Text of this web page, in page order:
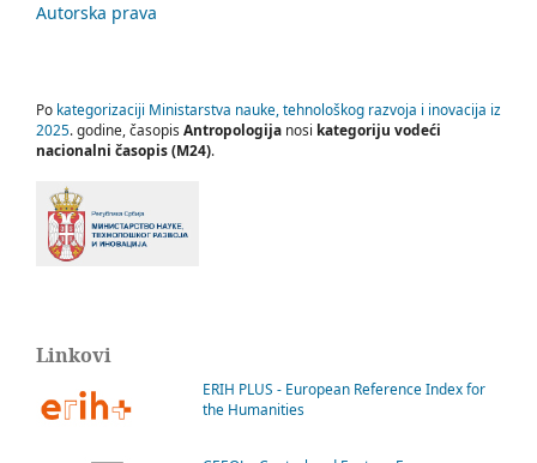
Autorska prava
Po kategorizaciji Ministarstva nauke, tehnološkog razvoja i inovacija iz
2025. godine, časopis Antropologija nosi kategoriju vodeći
nacionalni časopis (M24).
Linkovi
ERIH PLUS - European Reference Index for
the Humanities